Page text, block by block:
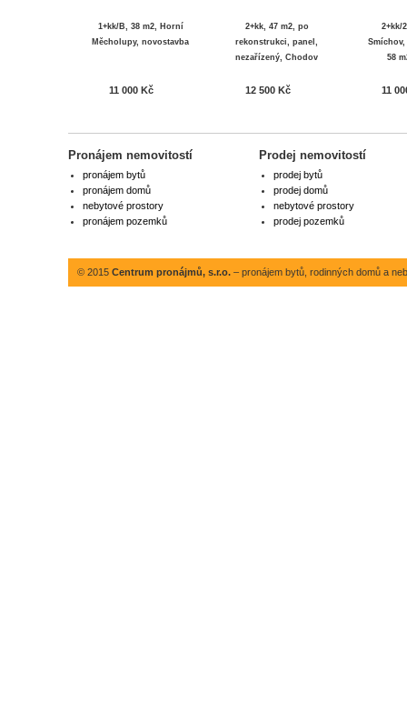
1+kk/B, 38 m2, Horní
Měcholupy, novostavba
11 000 Kč
2+kk, 47 m2, po
rekonstrukci, panel,
nezařízený, Chodov
12 500 Kč
2+kk/
58
11
Pronájem nemovitostí
pronájem bytů
pronájem domů
nebytové prostory
pronájem pozemků
Prodej nemovitostí
prodej bytů
prodej domů
nebytové prostory
prodej pozemků
© 2015 Centrum pronájmů, s.r.o.– pronájem bytů, rodinných domů a